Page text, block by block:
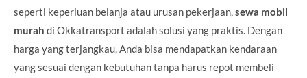
seperti keperluan belanja atau urusan pekerjaan, sewa mobil
murah di Okkatransport adalah solusi yang praktis. Dengan
harga yang terjangkau, Anda bisa mendapatkan kendaraan
yang sesuai dengan kebutuhan tanpa harus repot membeli